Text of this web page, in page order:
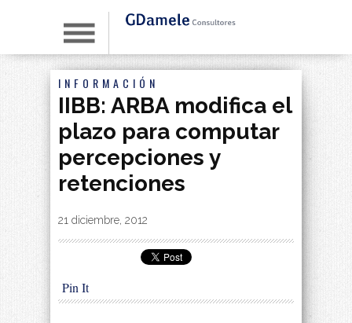
INFORMACIÓN
IIBB: ARBA modifica el
plazo para computar
percepciones y
retenciones
By|
21 diciembre, 2012
Pin It